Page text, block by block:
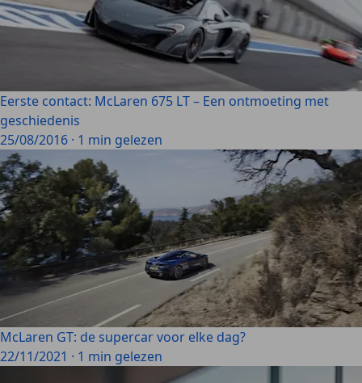
Eerste contact: McLaren 675 LT – Een ontmoeting met
geschiedenis
25/08/2016 · 1 min gelezen
McLaren GT: de supercar voor elke dag?
22/11/2021 · 1 min gelezen